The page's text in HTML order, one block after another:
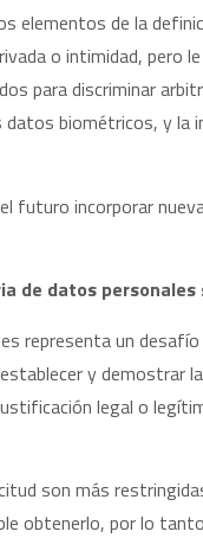
elementos de la
o intimidad,
para discriminar
biométricos, y la
futuro incorporar
de datos personales
representa un
y demostrar
legal o
son más
obtenerlo, por lo